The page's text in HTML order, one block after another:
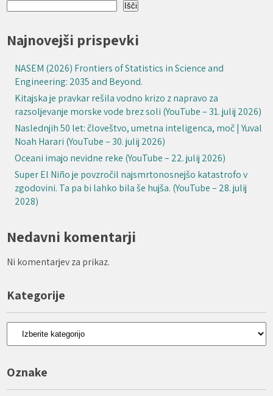
Išči
Najnovejši prispevki
NASEM (2026) Frontiers of Statistics in Science and
Engineering: 2035 and Beyond.
Kitajska je pravkar rešila vodno krizo z napravo za
razsoljevanje morske vode brez soli (YouTube – 31. julij 2026)
Naslednjih 50 let: človeštvo, umetna inteligenca, moč | Yuval
Noah Harari (YouTube – 30. julij 2026)
Oceani imajo nevidne reke (YouTube – 22. julij 2026)
Super El Niño je povzročil najsmrtonosnejšo katastrofo v
zgodovini. Ta pa bi lahko bila še hujša. (YouTube – 28. julij
2028)
Nedavni komentarji
Ni komentarjev za prikaz.
Kategorije
Kategorije
Oznake